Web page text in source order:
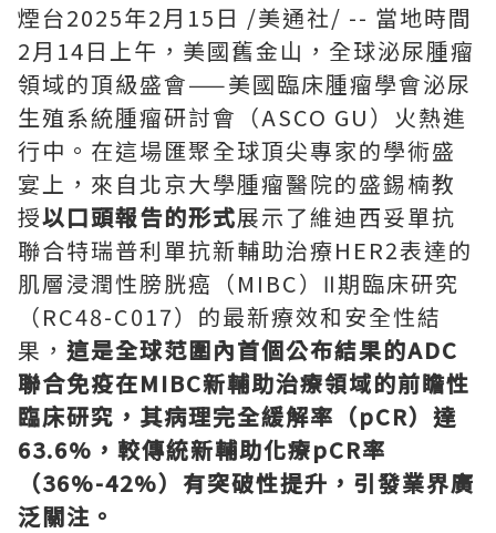
煙台2025年2月15日 /美通社/ -- 當地時間
2月14日上午，美國舊金山，全球泌尿腫瘤
領域的頂級盛會——美國臨床腫瘤學會泌尿
生殖系統腫瘤研討會（ASCO GU）火熱進
行中。在這場匯聚全球頂尖專家的學術盛
宴上，來自北京大學腫瘤醫院的盛錫楠教
授以口頭報告的形式展示了維迪西妥單抗
聯合特瑞普利單抗新輔助治療HER2表達的
肌層浸潤性膀胱癌（MIBC）Ⅱ期臨床研究
（RC48-C017）的最新療效和安全性結
果， 這是全球范圍內首個公布結果的ADC
聯合免疫在MIBC新輔助治療領域的前瞻性
臨床研究，其病理完全緩解率（pCR）達
63.6%，較傳統新輔助化療pCR率
（36%-42%）有突破性提升，引發業界廣
泛關注。